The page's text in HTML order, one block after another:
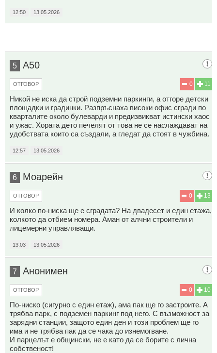
12:50 13.05.2026
5 А50
11
0
ОТГОВОР
Никой не иска да строй подземни паркинги, а отгоре детски
площадки и градинки. Разпръснаха високи офис сгради по
кварталите около булеварди и предизвикват истински хаос
и ужас. Хората дето печелят от това не се наслаждават на
удобствата които са създали, а гледат да стоят в чужбина.
12:57 13.05.2026
6 Моарейн
13
0
ОТГОВОР
И колко по-ниска ще е сградата? На двадесет и един етажа,
колкото да отбием номера. Аман от алчни строители и
лицемерни управляващи.
13:03 13.05.2026
7 Анонимен
10
0
ОТГОВОР
По-ниско (сигурно с един етаж), ама пак ще го застроите. А
трябва парк, с подземен паркинг под него. С възможност за
зарядни станции, защото един ден и този проблем ще го
има и не трябва пак да се чака до изнемогване.
И парцелът е общински, не е като да се борите с лична
собственост!